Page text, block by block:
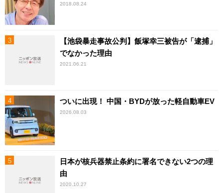
2018.08.24
【池袋暴走事故公判】飯塚幸三被告が「逮捕」
でなかった理由
2021.06.21
ついに出現！ 中国・BYDが放った軽自動車EV
2026.08.03
日本が核兵器禁止条約に署名できない2つの理
由
2020.10.27